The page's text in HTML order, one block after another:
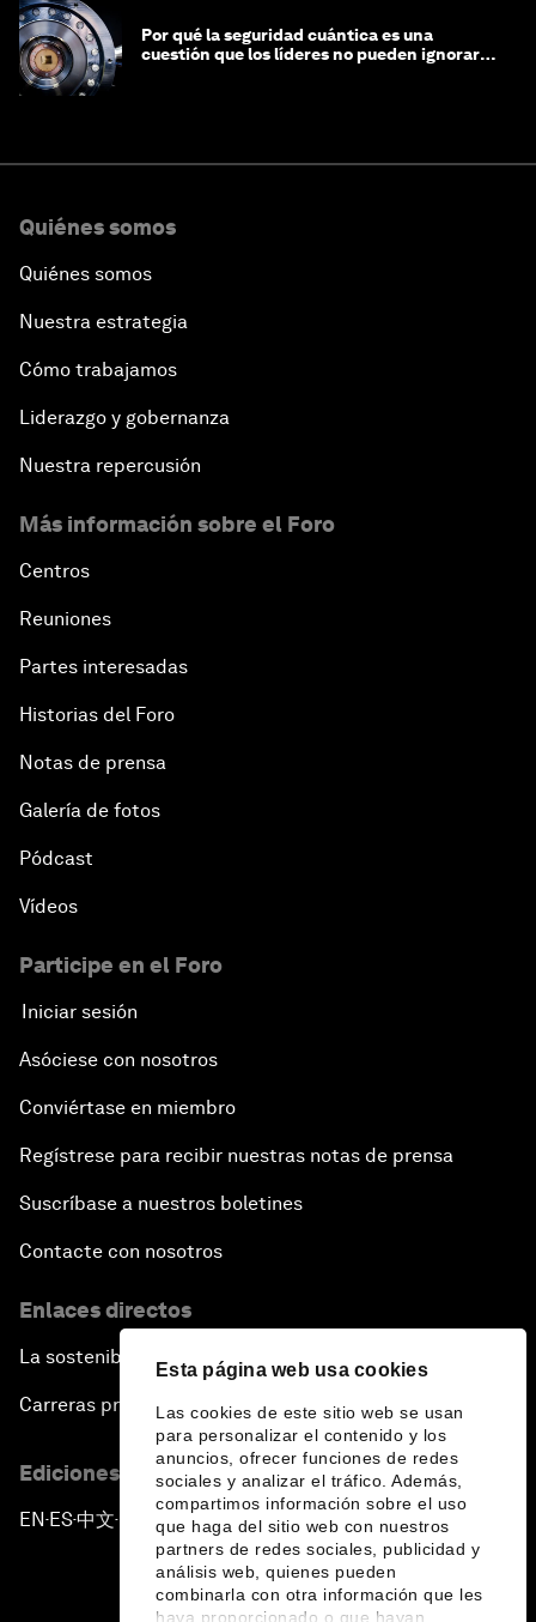
Esta página web usa cookies
Las cookies de este sitio web se usan
para personalizar el contenido y los
anuncios, ofrecer funciones de redes
sociales y analizar el tráfico. Además,
compartimos información sobre el uso
que haga del sitio web con nuestros
partners de redes sociales, publicidad y
análisis web, quienes pueden
combinarla con otra información que les
haya proporcionado o que hayan
Por qué la seguridad cuántica es una
cuestión que los líderes no pueden ignorar
Quiénes somos
Quiénes somos
Nuestra estrategia
Cómo trabajamos
Liderazgo y gobernanza
Nuestra repercusión
Más información sobre el Foro
Centros
Reuniones
Partes interesadas
Historias del Foro
Notas de prensa
Galería de fotos
Pódcast
Vídeos
Participe en el Foro
Iniciar sesión
Asóciese con nosotros
Conviértase en miembro
Regístrese para recibir nuestras notas de prensa
Suscríbase a nuestros boletines
Contacte con nosotros
Enlaces directos
La sostenibilidad en el Foro
Carreras profesionales
Ediciones en otros idiomas
EN ▪ES▪中文▪ 日本語